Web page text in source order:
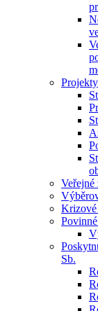
Projekty
Veřejné
Sb.